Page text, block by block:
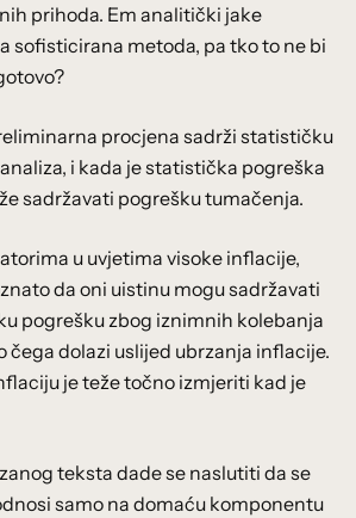
prihoda. Em analitički jake
sofisticirana metoda, pa tko to ne bi
procjena sadrži statističku
i kada je statistička pogreška
sadržavati pogrešku tumačenja.
u uvjetima visoke inflacije,
da oni uistinu mogu sadržavati
pogrešku zbog iznimnih kolebanja
čega dolazi uslijed ubrzanja inflacije.
je teže točno izmjeriti kad je
teksta dade se naslutiti da se
samo na domaću komponentu